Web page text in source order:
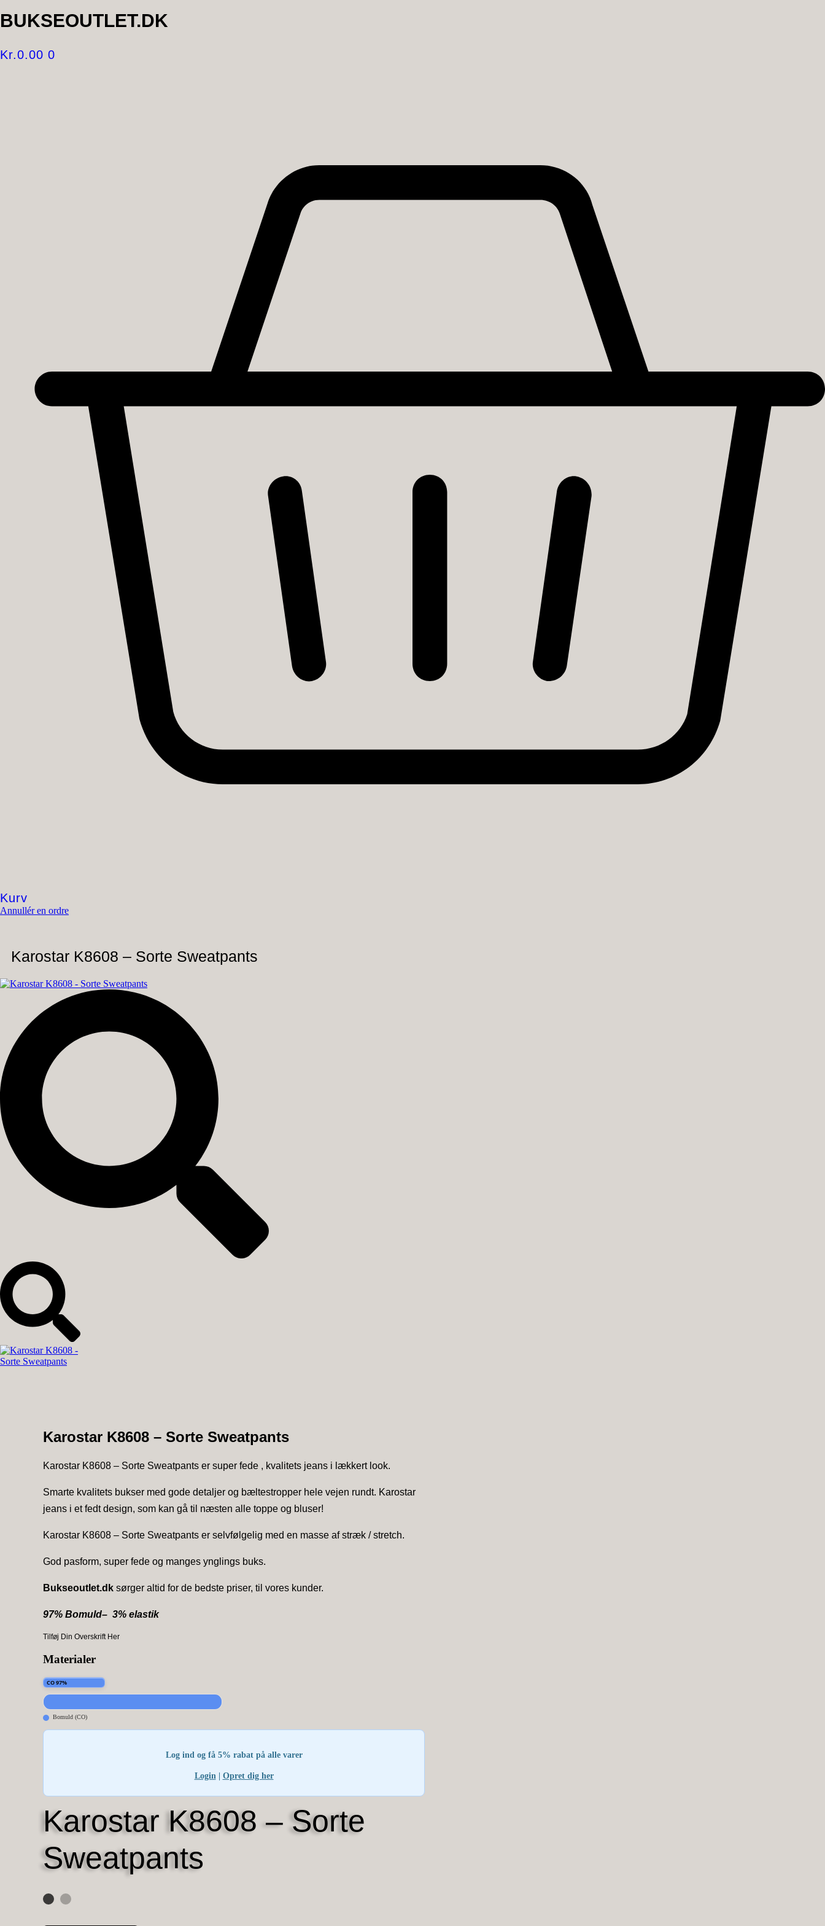
BUKSEOUTLET.DK
Kr.0.00 0
Kurv
Annullér en ordre
Karostar K8608 – Sorte Sweatpants
Karostar K8608 – Sorte Sweatpants
Karostar K8608 – Sorte Sweatpants er super fede , kvalitets jeans i lækkert look.
Smarte kvalitets bukser med gode detaljer og bæltestropper hele vejen rundt. Karostar
jeans i et fedt design, som kan gå til næsten alle toppe og bluser!
Karostar K8608 – Sorte Sweatpants er selvfølgelig med en masse af stræk / stretch.
God pasform, super fede og manges ynglings buks.
Bukseoutlet.dk sørger altid for de bedste priser, til vores kunder.
97% Bomuld– 3% elastik
Tilføj Din Overskrift Her
Materialer
CO 97%
Bomuld (CO)
Log ind og få 5% rabat på alle varer
Login | Opret dig her
Karostar K8608 – Sorte
Sweatpants